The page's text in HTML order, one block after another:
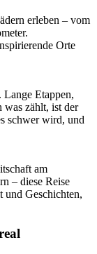
erleben – vom
Orte
Lange Etappen,
was zählt, ist der
schwer wird, und
am
– diese Reise
Geschichten,